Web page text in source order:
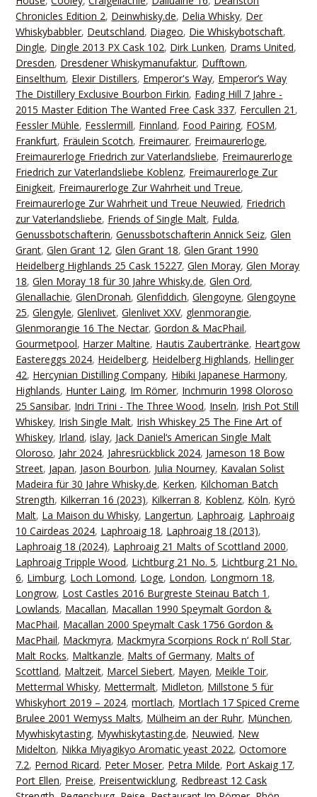
Chronicles Edition 2, Deinwhisky.de, Delia Whisky, Der
Whiskybabbler, Deutschland, Diageo, Die Whiskybotschaft,
Dingle, Dingle 2013 PX Cask 102, Dirk Lunken, Drams United,
Dresden, Dresdener Whiskymanufaktur, Dufftown,
Einselthum, Elexir Distillers, Emperor's Way, Emperor’s Way
The Distillery Exclusive Bourbon Firkin, Fading Hill 7 Jahre -
2015 Master Edition The Wanted Free Cask 337, Fercullen 21 ,
Fessler Mühle, Fesslermill, Finnland, Food Pairing, FOSM,
Frankfurt, Fräulein Scotch, Freimaurer, Freimaurerloge,
Freimaurerloge Friedrich zur Vaterlandsliebe, Freimaurerloge
Friedrich zur Vaterlandsliebe Koblenz, Freimaurerloge Zur
Einigkeit, Freimaurerloge Zur Wahrheit und Treue,
Freimaurerloge Zur Wahrheit und Treue Neuwied, Friedrich
zur Vaterlandsliebe, Friends of Single Malt, Fulda,
Genussbotschafterin,Genussbotschafterin Annick Seiz,Glen
Grant,Glen Grant 12,Glen Grant 18,Glen Grant 1990
Heidelberg Highlands 25 Cask 15227,Glen Moray,Glen Moray
18,Glen Moray 18 für 30 Jahre Whisky.de,Glen Ord,
Glenallachie,GlenDronah,Glenfiddich,Glengoyne,Glengoyne
25,Glengyle,Glenlivet,Glenlivet XXV, glenmorangie,
Glenmorangie 16 The Nectar,Gordon & MacPhail,
Gourmetpool, Harzer Maltine, Hautis Zaubertränke, Heartgow
Eastereggs 2024, Heidelberg, Heidelberg Highlands, Hellinger
42, Hercynian Distilling Company, Hibiki Japanese Harmony,
Highlands, Hunter Laing, Im Römer, Inchmurin 1998 Oloroso
25 Sansibar, Indri Trini - The Three Wood, Inseln, Irish Pot Still
Whiskey, Irish Single Malt, Irish Whiskey 25 The Fine Art of
Whiskey, Irland,islay, Jack Daniel‘s American Single Malt
Oloroso, Jahr 2024, Jahresrückblick 2024, Jameson 18 Bow
Street, Japan, Jason Bourbon, Julia Nourney, Kavalan Solist
Madeira für 30 Jahre Whisky.de, Kerken, Kilchoman Batch
Strength, Kilkerran 16 (2023), Kilkerran 8, Koblenz, Köln, Kyrö
Malt, La Maison du Whisky, Langertun, Laphroaig, Laphroaig
10 Cairdeas 2024, Laphroaig 18, Laphroaig 18 (2013),
Laphroaig 18 (2024), Laphroaig 21 Malts of Scottland 2000,
Laphroaig Tripple Wood, Lichtburg 21 No. 5, Lichtburg 21 No.
6, Limburg, Loch Lomond, Loge, London, Longmorn 18,
Longrow, Lost Castles 2016 Burgreste Steinau Batch 1 ,
Lowlands, Macallan, Macallan 1990 Speymalt Gordon &
MacPhail, Macallan 2000 Speymalt Cask 1756 Gordon &
MacPhail, Mackmyra, Mackmyra Scorpions Rock n‘ Roll Star,
Malt Rocks, Maltkanzle, Malts of Germany, Malts of
Scottland, Maltzeit, Marcel Siebert, Mayen, Meikle Toir,
Mettermal Whisky, Mettermalt, Midleton, Millstone 5 für
Whiskyhort 2019 – 2024,mortlach, Mortlach 17 Spiced Creme
Brulee 2001 Wemyss Malts, Mülheim an der Ruhr, München,
Mywhiskytasting, Mywhiskytasting.de, Neuwied, New
Midelton, Nikka Miyagikyo Aromatic yeast 2022,Octomore
7.2, Pernod Ricard, Peter Moser, Petra Milde, Port Askaig 17,
Port Ellen, Preise, Preisentwicklung, Redbreast 12 Cask